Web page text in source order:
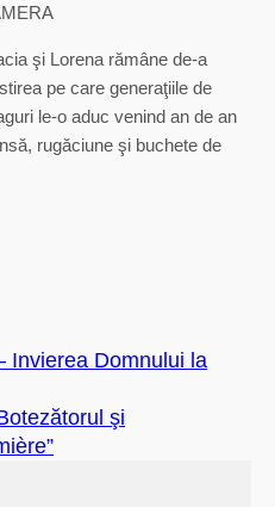
şi Lorena rămâne de-a
pe care generaţiile de
le-o aduc venind an de an
rugăciune şi buchete de
Invierea Domnului la
şi